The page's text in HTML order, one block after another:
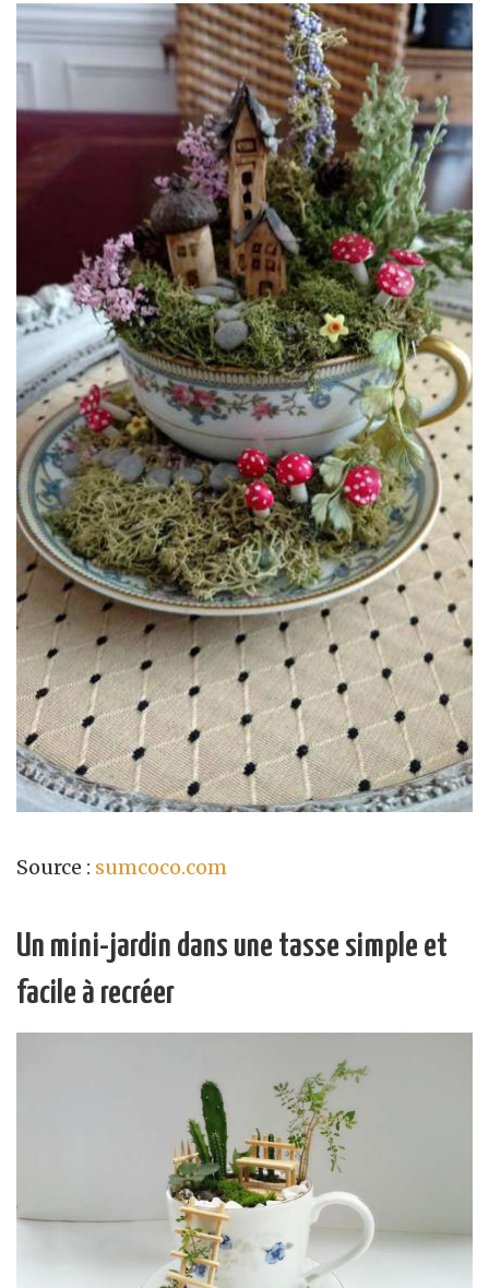
Source : sumcoco.com
Un mini-jardin dans une tasse simple et
facile à recréer